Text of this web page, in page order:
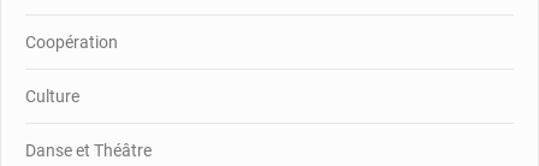
Coopération
Culture
Danse et Théâtre